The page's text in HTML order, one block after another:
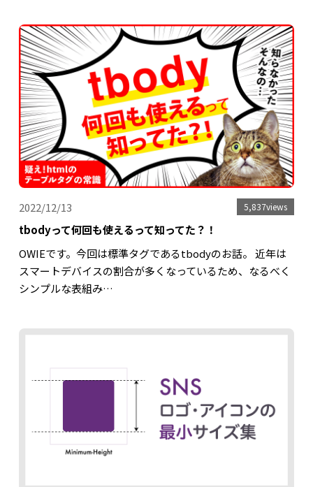
tbodyって何回も使えるって知ってた？！
2022/12/13 5,837views
OWIEです。今回は標準タグであるtbodyのお話。 近年は
スマートデバイスの割合が多くなっているため、なるべく
シンプルな表組み…